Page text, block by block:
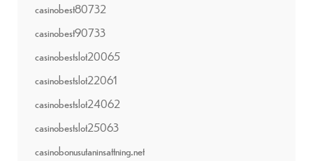
casinobest80732
casinobest90733
casinobestslot20065
casinobestslot22061
casinobestslot24062
casinobestslot25063
casinobonusutaninsattning.net